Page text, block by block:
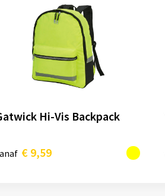
Hi-Vis Backpack
€ 9,59